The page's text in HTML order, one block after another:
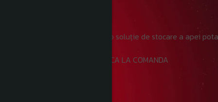
Alegeți rezervorul SPS pentru o soluție de stocare a apei
COST TRANSPORT SE COMUNICA LA COMANDA